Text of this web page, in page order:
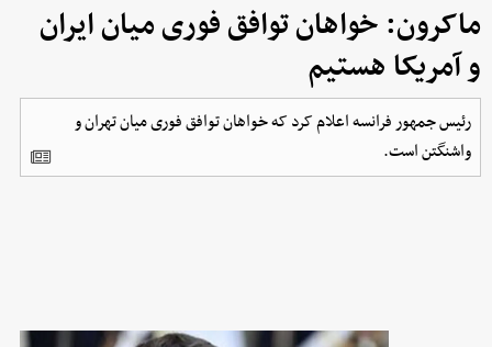
ماکرون: خواهان توافق فوری میان ایران
و آمریکا هستیم
رئیس جمهور فرانسه اعلام کرد که خواهان توافق فوری میان تهران و
واشنگتن است.